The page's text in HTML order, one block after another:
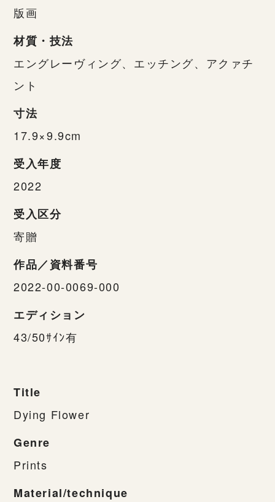
版画
材質・技法
エングレーヴィング、エッチング、アクァチ
ント
寸法
17.9×9.9cm
受入年度
2022
受入区分
寄贈
作品／資料番号
2022-00-0069-000
エディション
43/50ｻｲﾝ有
Title
Dying Flower
Genre
Prints
Material/technique